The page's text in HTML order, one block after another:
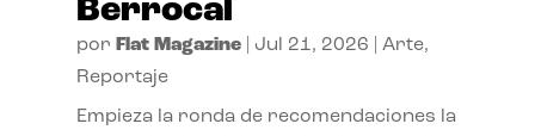
Berrocal
por Flat Magazine| Jul 21, 2026 Arte,
Reportaje
Empieza la ronda de recomendaciones la